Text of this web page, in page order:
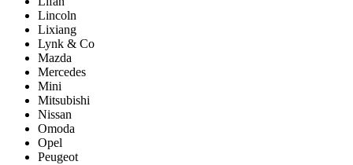
Lincoln
Lixiang
Lynk & Co
Mazda
Mercedes
Mini
Mitsubishi
Nissan
Omoda
Opel
Peugeot